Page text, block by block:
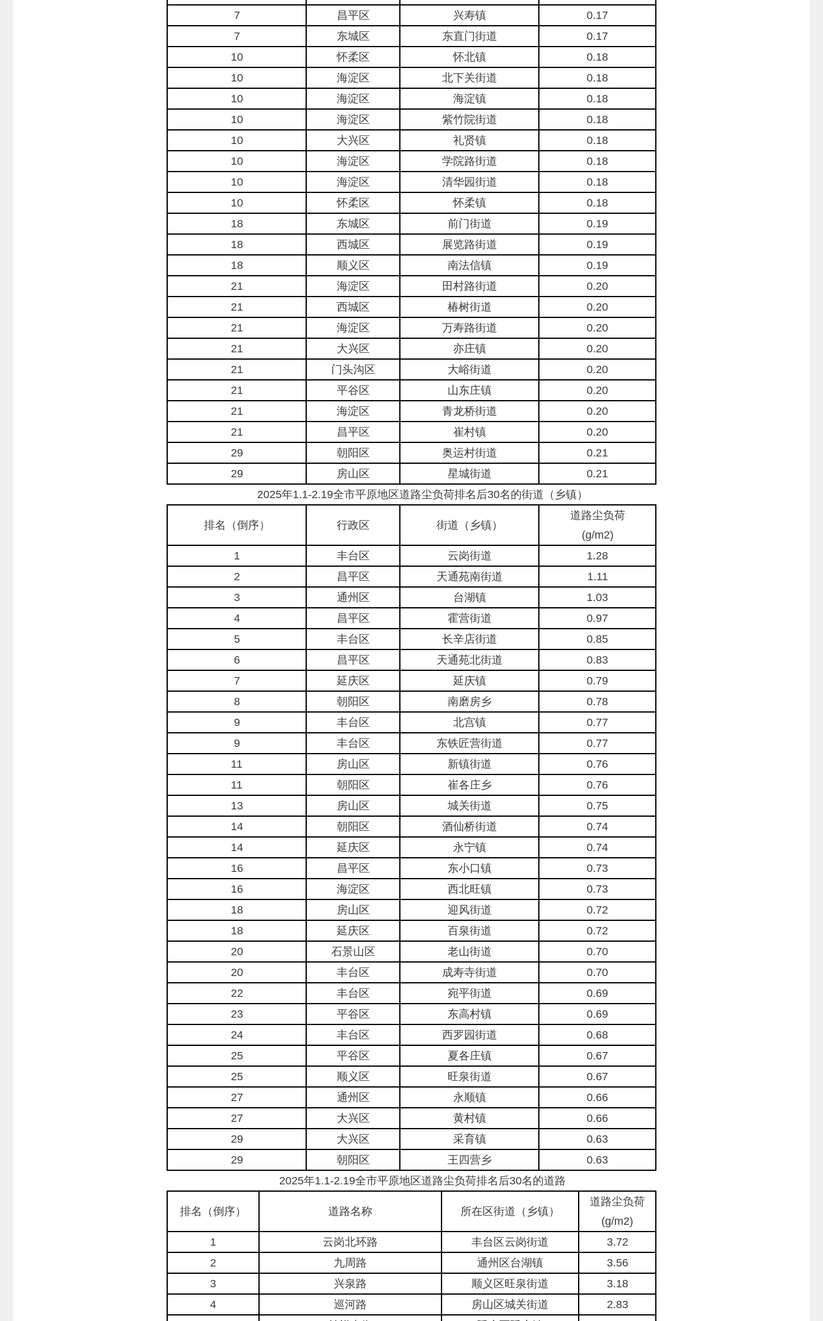
7
昌平区 兴寿镇
0.17
7
东城区 东直门街道
0.17
10
怀柔区 怀北镇
0.18
10
海淀区 北下关街道
0.18
10
海淀区 海淀镇
0.18
10
海淀区 紫竹院街道
0.18
10
大兴区 礼贤镇
0.18
10
海淀区 学院路街道
0.18
10
海淀区 清华园街道
0.18
10
怀柔区 怀柔镇
0.18
18
东城区 前门街道
0.19
18
西城区 展览路街道
0.19
18
顺义区 南法信镇
0.19
21
海淀区 田村路街道
0.20
21
西城区 椿树街道
0.20
21
海淀区 万寿路街道
0.20
21
大兴区 亦庄镇
0.20
21
门头沟区 大峪街道
0.20
21
平谷区 山东庄镇
0.20
21
海淀区 青龙桥街道
0.20
21
昌平区 崔村镇
0.20
29
朝阳区 奥运村街道
0.21
29
房山区 星城街道
0.21
2025年1.1-2.19全市平原地区道路尘负荷排名后30名的街道（乡镇）
排名（倒序） 行政区 街道（乡镇）
道路尘负荷
(g/m2)
1
丰台区 云岗街道
1.28
2
昌平区 天通苑南街道
1.11
3
通州区 台湖镇
1.03
4
昌平区 霍营街道
0.97
5
丰台区 长辛店街道
0.85
6
昌平区 天通苑北街道
0.83
7
延庆区 延庆镇
0.79
8
朝阳区 南磨房乡
0.78
9
丰台区 北宫镇
0.77
9
丰台区 东铁匠营街道
0.77
11
房山区 新镇街道
0.76
11
朝阳区 崔各庄乡
0.76
13
房山区 城关街道
0.75
14
朝阳区 酒仙桥街道
0.74
14
延庆区 永宁镇
0.74
16
昌平区 东小口镇
0.73
16
海淀区 西北旺镇
0.73
18
房山区 迎风街道
0.72
18
延庆区 百泉街道
0.72
20
石景山区 老山街道
0.70
20
丰台区 成寿寺街道
0.70
22
丰台区 宛平街道
0.69
23
平谷区 东高村镇
0.69
24
丰台区 西罗园街道
0.68
25
平谷区 夏各庄镇
0.67
25
顺义区 旺泉街道
0.67
27
通州区 永顺镇
0.66
27
大兴区 黄村镇
0.66
29
大兴区 采育镇
0.63
29
朝阳区 王四营乡
0.63
2025年1.1-2.19全市平原地区道路尘负荷排名后30名的道路
排名（倒序） 道路名称 所在区街道（乡镇）
道路尘负荷
(g/m2)
1
云岗北环路 丰台区云岗街道
3.72
2
九周路 通州区台湖镇
3.56
3
兴泉路 顺义区旺泉街道
3.18
4
巡河路 房山区城关街道
2.83